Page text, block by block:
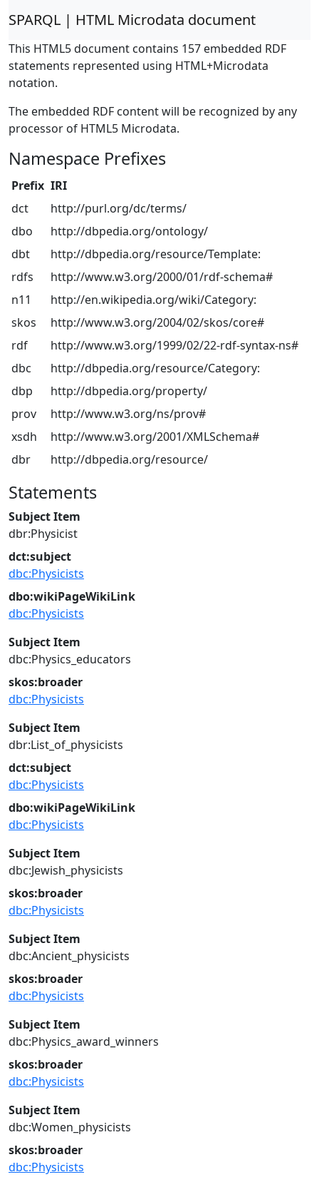
SPARQL | HTML Microdata document
This HTML5 document contains 157 embedded RDF
statements represented using HTML+Microdata
notation.
The embedded RDF content will be recognized by any
processor of HTML5 Microdata.
Namespace Prefixes
Prefix IRI
dct
http://purl.org/dc/terms/
dbo
http://dbpedia.org/ontology/
dbt
http://dbpedia.org/resource/Template:
rdfs
http://www.w3.org/2000/01/rdf-schema#
n11
http://en.wikipedia.org/wiki/Category:
skos
http://www.w3.org/2004/02/skos/core#
rdf
http://www.w3.org/1999/02/22-rdf-syntax-ns#
dbc
http://dbpedia.org/resource/Category:
dbp
http://dbpedia.org/property/
prov
http://www.w3.org/ns/prov#
xsdh
http://www.w3.org/2001/XMLSchema#
dbr
http://dbpedia.org/resource/
Statements
Subject Item
dbr:Physicist
dct:subject
dbc:Physicists
dbo:wikiPageWikiLink
dbc:Physicists
Subject Item
dbc:Physics_educators
skos:broader
dbc:Physicists
Subject Item
dbr:List_of_physicists
dct:subject
dbc:Physicists
dbo:wikiPageWikiLink
dbc:Physicists
Subject Item
dbc:Jewish_physicists
skos:broader
dbc:Physicists
Subject Item
dbc:Ancient_physicists
skos:broader
dbc:Physicists
Subject Item
dbc:Physics_award_winners
skos:broader
dbc:Physicists
Subject Item
dbc:Women_physicists
skos:broader
dbc:Physicists